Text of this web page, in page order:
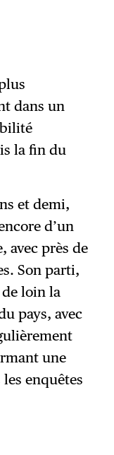
dans un
la fin du
et demi,
d’un
avec près de
Son parti,
loin la
pays, avec
une
enquêtes